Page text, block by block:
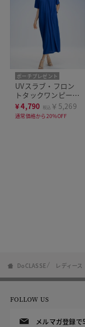
ポーチプレゼント
洗濯機可
UVスラブ・フロン
トタックワンピース
／長め丈115㎝
¥4,790 税込 ￥5,269
通常価格から20%OFF
DoCLASSE レディース
FOLLOW US
メルマガ登録で